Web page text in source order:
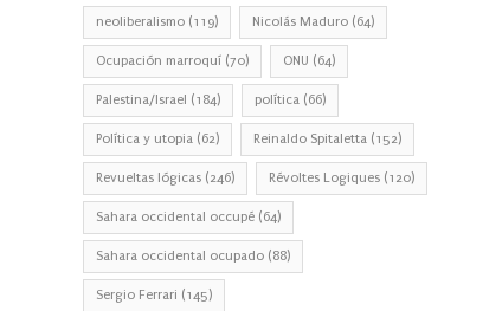
neoliberalismo (119) Nicolás Maduro (64)
Ocupación marroquí (70) ONU (64)
Palestina/Israel (184) política (66)
Política y utopia (62) Reinaldo Spitaletta (152)
Revueltas lógicas (246) Révoltes Logiques (120)
Sahara occidental occupé (64)
Sahara occidental ocupado (88)
Sergio Ferrari (145)